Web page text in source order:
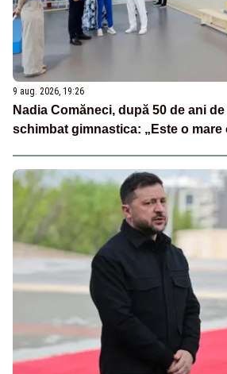
9 aug. 2026, 19:26
Nadia Comăneci, după 50 de ani
schimbat gimnastica: „Este o mare